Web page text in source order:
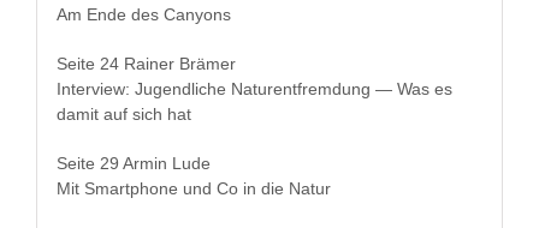
Am Ende des Canyons
Seite 24 Rain­er Brämer
Inter­view: Jugendliche Naturent­frem­dung — Was es
damit auf sich hat
Seite 29 Armin Lude
Mit Smart­phone und Co in die Natur